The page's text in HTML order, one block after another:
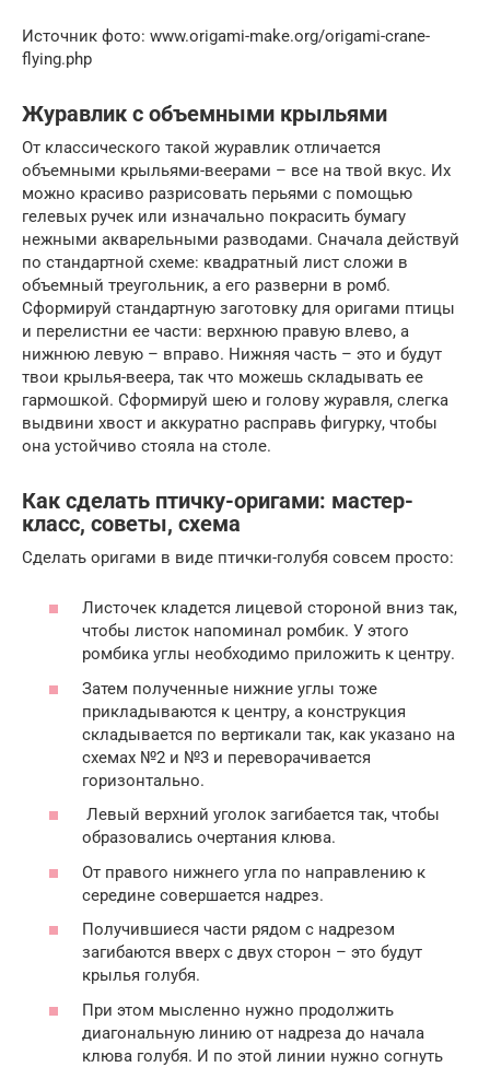
Источник фото: www.origami-make.org/origami-crane-
flying.php
Журавлик с объемными крыльями
От классического такой журавлик отличается
объемными крыльями-веерами – все на твой вкус. Их
можно красиво разрисовать перьями с помощью
гелевых ручек или изначально покрасить бумагу
нежными акварельными разводами. Сначала действуй
по стандартной схеме: квадратный лист сложи в
объемный треугольник, а его разверни в ромб.
Сформируй стандартную заготовку для оригами птицы
и перелистни ее части: верхнюю правую влево, а
нижнюю левую – вправо. Нижняя часть – это и будут
твои крылья-веера, так что можешь складывать ее
гармошкой. Сформируй шею и голову журавля, слегка
выдвини хвост и аккуратно расправь фигурку, чтобы
она устойчиво стояла на столе.
Как сделать птичку-оригами: мастер-
класс, советы, схема
Сделать оригами в виде птички-голубя совсем просто:
Листочек кладется лицевой стороной вниз так,
чтобы листок напоминал ромбик. У этого
ромбика углы необходимо приложить к центру.
Затем полученные нижние углы тоже
прикладываются к центру, а конструкция
складывается по вертикали так, как указано на
схемах №2 и №3 и переворачивается
горизонтально.
Левый верхний уголок загибается так, чтобы
образовались очертания клюва.
От правого нижнего угла по направлению к
середине совершается надрез.
Получившиеся части рядом с надрезом
загибаются вверх с двух сторон – это будут
крылья голубя.
При этом мысленно нужно продолжить
диагональную линию от надреза до начала
клюва голубя. И по этой линии нужно согнуть